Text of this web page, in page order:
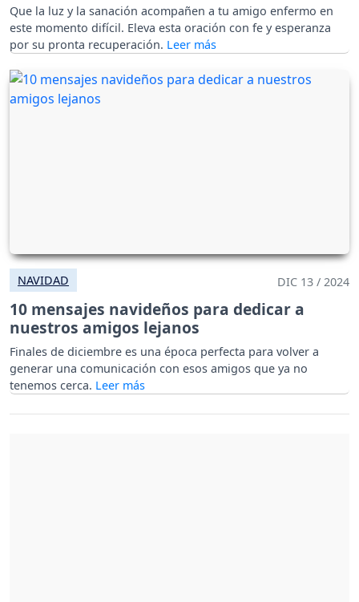
Que la luz y la sanación acompañen a tu amigo enfermo en
este momento difícil. Eleva esta oración con fe y esperanza
por su pronta recuperación.
NAVIDAD DIC 13 / 2024
10 mensajes navideños para dedicar a
nuestros amigos lejanos
Finales de diciembre es una época perfecta para volver a
generar una comunicación con esos amigos que ya no
tenemos cerca.